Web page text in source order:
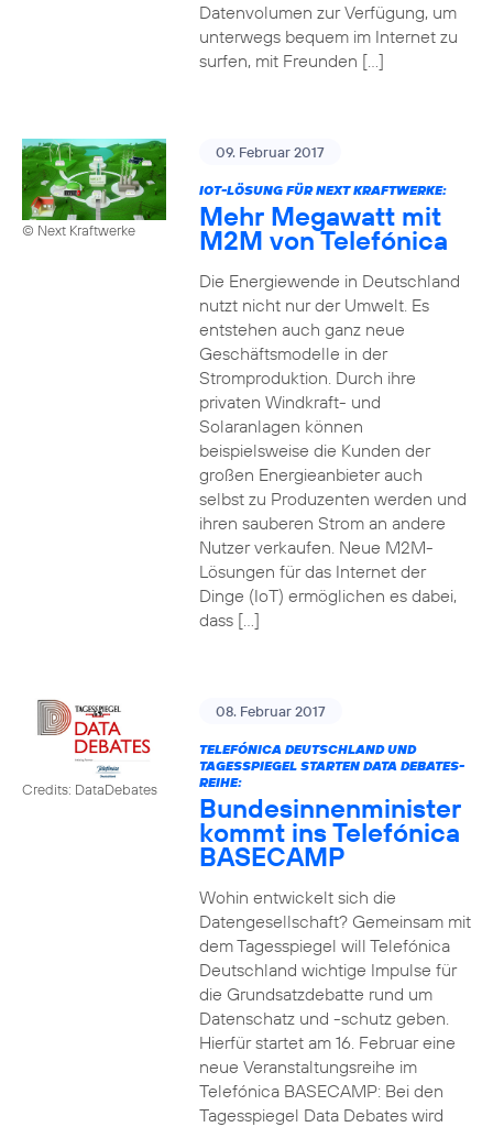
Datenvolumen zur Verfügung, um
unterwegs bequem im Internet zu
surfen, mit Freunden […]
© Next Kraftwerke
09. Februar 2017
IOT-LÖSUNG FÜR NEXT KRAFTWERKE:
Mehr Megawatt mit
M2M von Telefónica
Die Energiewende in Deutschland
nutzt nicht nur der Umwelt. Es
entstehen auch ganz neue
Geschäftsmodelle in der
Stromproduktion. Durch ihre
privaten Windkraft- und
Solaranlagen können
beispielsweise die Kunden der
großen Energieanbieter auch
selbst zu Produzenten werden und
ihren sauberen Strom an andere
Nutzer verkaufen. Neue M2M-
Lösungen für das Internet der
Dinge (IoT) ermöglichen es dabei,
dass […]
Credits: DataDebates
08. Februar 2017
TELEFÓNICA DEUTSCHLAND UND
TAGESSPIEGEL STARTEN DATA DEBATES-
REIHE:
Bundesinnenminister
kommt ins Telefónica
BASECAMP
Wohin entwickelt sich die
Datengesellschaft? Gemeinsam mit
dem Tagesspiegel will Telefónica
Deutschland wichtige Impulse für
die Grundsatzdebatte rund um
Datenschatz und -schutz geben.
Hierfür startet am 16. Februar eine
neue Veranstaltungsreihe im
Telefónica BASECAMP: Bei den
Tagesspiegel Data Debates wird